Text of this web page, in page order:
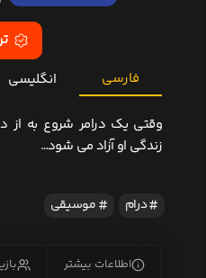
فارسی انگلیسی
وقتی یک درامر شروع به
زندگی او آزاد می شود…
درام موسیقی
اطلاعات بیشتر